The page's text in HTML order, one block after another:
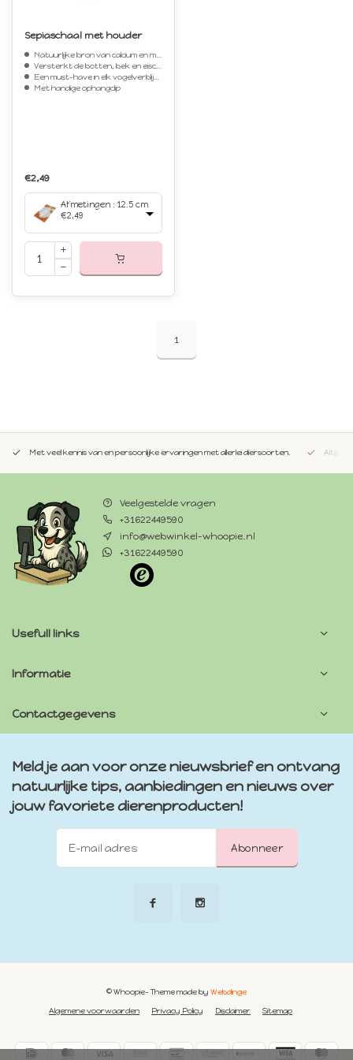
Sepiaschaal met houder
Natuurlijke bron van calcium en mineralen
Versterkt de botten, bek en eischaal
Een must-have in elk vogelverblijf (voor elk type vogel)
Met handige ophangclip
€2,49
Afmetingen : 12.5 cm
€2,49
1
Met veel kennis van en persoonlijke ervaringen met allerlei diersoorten. Altijd
Veelgestelde vragen
+31622449590
info@webwinkel-whoopie.nl
+31622449590
Usefull links
Informatie
Contactgegevens
Meld je aan voor onze nieuwsbrief en ontvang
natuurlijke tips, aanbiedingen en nieuws over
jouw favoriete dierenproducten!
Abonneer
Algemene voorwaarden Privacy Policy Disclaimer Sitemap
© Whoopie- Theme made by Webdinge